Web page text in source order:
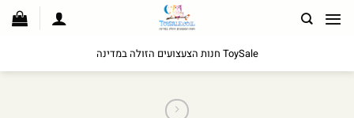
לתוכן
ToySale חנות הצעצועים הזולה במדינה